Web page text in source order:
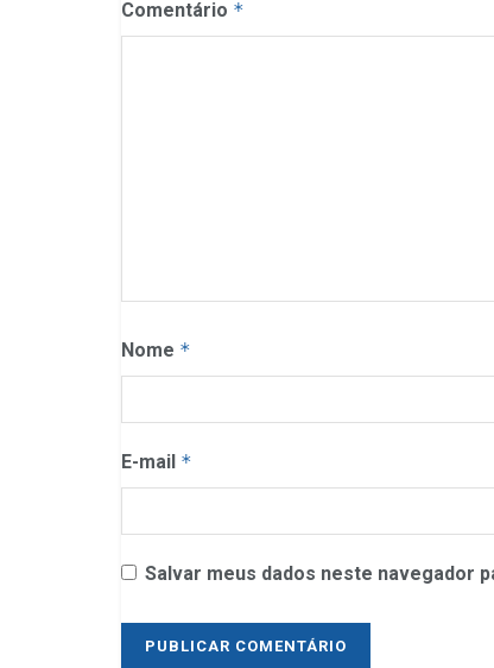
Comentário *
Nome *
E-mail *
Salvar meus dados neste navegador